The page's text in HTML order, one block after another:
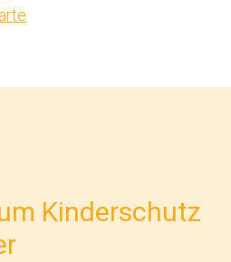
Kinderschutz